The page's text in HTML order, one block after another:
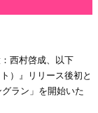
西村啓成、以下
）』リリース後初と
ラン」を開始いた